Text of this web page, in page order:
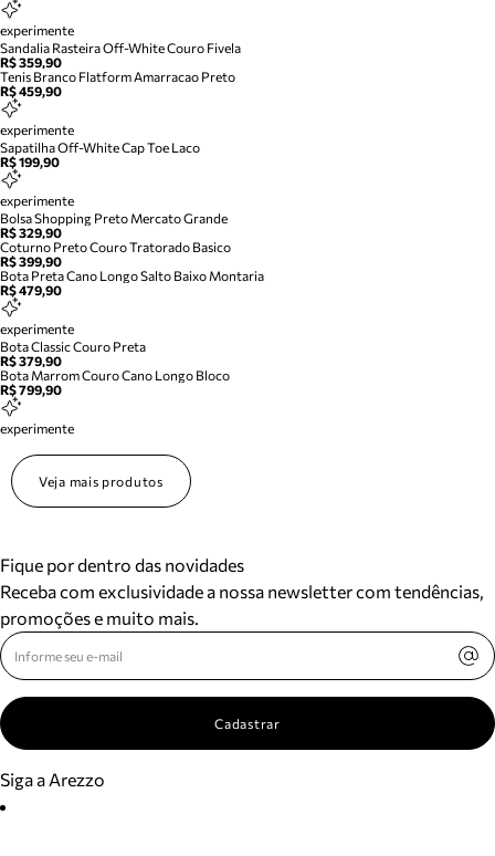
experimente
Sandalia Rasteira Off-White Couro Fivela
R$ 359,90
Tenis Branco Flatform Amarracao Preto
R$ 459,90
experimente
Sapatilha Off-White Cap Toe Laco
R$ 199,90
experimente
Bolsa Shopping Preto Mercato Grande
R$ 329,90
Coturno Preto Couro Tratorado Basico
R$ 399,90
Bota Preta Cano Longo Salto Baixo Montaria
R$ 479,90
experimente
Bota Classic Couro Preta
R$ 379,90
Bota Marrom Couro Cano Longo Bloco
R$ 799,90
experimente
Veja mais produtos
Fique por dentro das novidades
Receba com exclusividade a nossa newsletter com tendências,
promoções e muito mais.
Cadastrar
Siga a Arezzo